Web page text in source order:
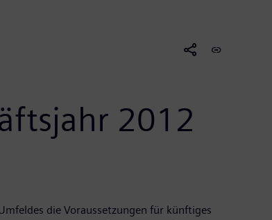
2012
die Voraussetzungen für künftiges